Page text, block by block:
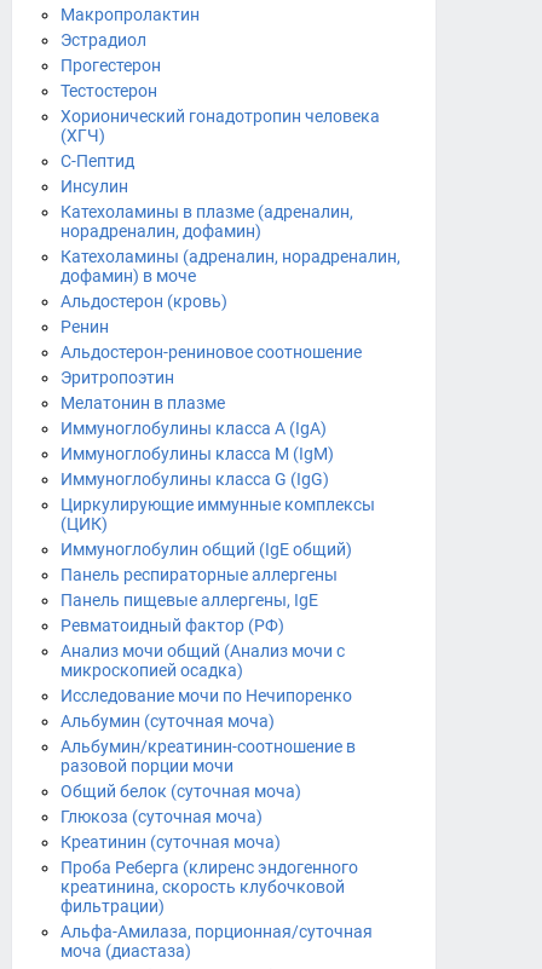
Макропролактин
Эстрадиол
Прогестерон
Тестостерон
Хорионический гонадотропин человека
(ХГЧ)
С-Пептид
Инсулин
Катехоламины в плазме (адреналин,
норадреналин, дофамин)
Катехоламины (адреналин, норадреналин,
дофамин) в моче
Альдостерон (кровь)
Ренин
Альдостерон-рениновое соотношение
Эритропоэтин
Мелатонин в плазме
Иммуноглобулины класса A (IgA)
Иммуноглобулины класса М (IgM)
Иммуноглобулины класса G (IgG)
Циркулирующие иммунные комплексы
(ЦИК)
Иммуноглобулин общий (IgЕ общий)
Панель респираторные аллергены
Панель пищевые аллергены, IgE
Ревматоидный фактор (РФ)
Анализ мочи общий (Анализ мочи с
микроскопией осадка)
Исследование мочи по Нечипоренко
Альбумин (суточная моча)
Альбумин/креатинин-соотношение в
разовой порции мочи
Общий белок (суточная моча)
Глюкоза (суточная моча)
Креатинин (суточная моча)
Проба Реберга (клиренс эндогенного
креатинина, скорость клубочковой
фильтрации)
Альфа-Амилаза, порционная/суточная
моча (диастаза)